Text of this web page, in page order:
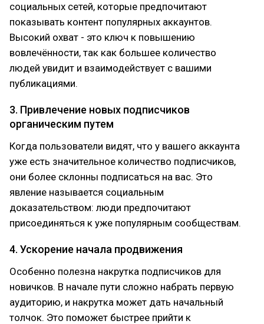
социальных сетей, которые предпочитают
показывать контент популярных аккаунтов.
Высокий охват - это ключ к повышению
вовлечённости, так как большее количество
людей увидит и взаимодействует с вашими
публикациями.
3. Привлечение новых подписчиков
органическим путем
Когда пользователи видят, что у вашего аккаунта
уже есть значительное количество подписчиков,
они более склонны подписаться на вас. Это
явление называется социальным
доказательством: люди предпочитают
присоединяться к уже популярным сообществам.
4. Ускорение начала продвижения
Особенно полезна накрутка подписчиков для
новичков. В начале пути сложно набрать первую
аудиторию, и накрутка может дать начальный
толчок. Это поможет быстрее прийти к